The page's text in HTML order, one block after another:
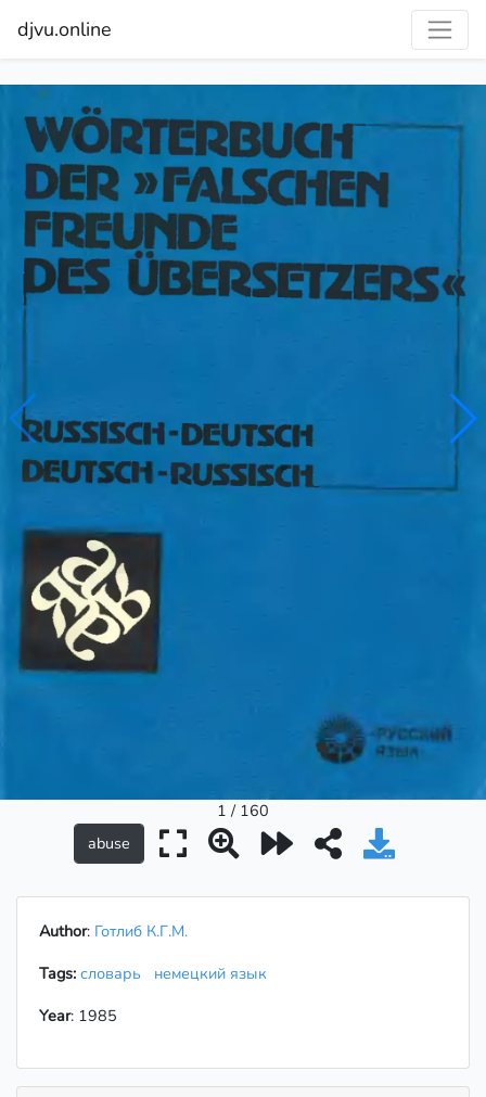
djvu.online
1 / 160
Author: Готлиб К.Г.М.
Tags: словарь
немецкий язык
Year: 1985